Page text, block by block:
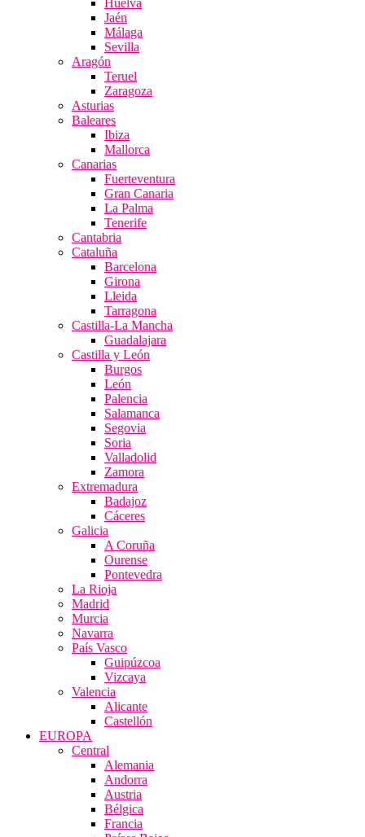
Huelva
Jaén
Málaga
Sevilla
Aragón
Teruel
Zaragoza
Asturias
Baleares
Ibiza
Mallorca
Canarias
Fuerteventura
Gran Canaria
La Palma
Tenerife
Cantabria
Cataluña
Barcelona
Girona
Lleida
Tarragona
Castilla-La Mancha
Guadalajara
Castilla y León
Burgos
León
Palencia
Salamanca
Segovia
Soria
Valladolid
Zamora
Extremadura
Badajoz
Cáceres
Galicia
A Coruña
Ourense
Pontevedra
La Rioja
Madrid
Murcia
Navarra
País Vasco
Guipúzcoa
Vizcaya
Valencia
Alicante
Castellón
EUROPA
Central
Alemania
Andorra
Austria
Bélgica
Francia